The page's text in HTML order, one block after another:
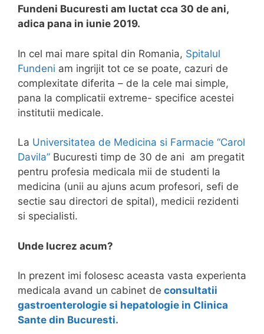
Fundeni Bucuresti am luctat cca 30 de ani,
adica pana in iunie 2019.
In cel mai mare spital din Romania, Spitalul
Fundeni am ingrijit tot ce se poate, cazuri de
complexitate diferita – de la cele mai simple,
pana la complicatii extreme- specifice acestei
institutii medicale.
La Universitatea de Medicina si Farmacie “Carol
Davila” Bucuresti timp de 30 de ani am pregatit
pentru profesia medicala mii de studenti la
medicina (unii au ajuns acum profesori, sefi de
sectie sau directori de spital), medicii rezidenti
si specialisti.
Unde lucrez acum?
In prezent imi folosesc aceasta vasta experienta
medicala avand un cabinet de consultatii
gastroenterologie si hepatologie in Clinica
Sante din Bucuresti.